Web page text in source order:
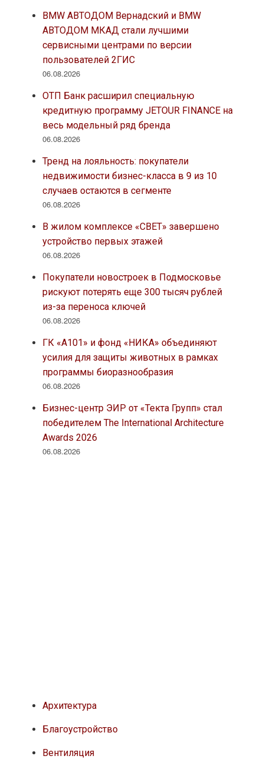
BMW АВТОДОМ Вернадский и BMW
АВТОДОМ МКАД стали лучшими
сервисными центрами по версии
пользователей 2ГИС
06.08.2026
ОТП Банк расширил специальную
кредитную программу JETOUR FINANCE на
весь модельный ряд бренда
06.08.2026
Тренд на лояльность: покупатели
недвижимости бизнес-класса в 9 из 10
случаев остаются в сегменте
06.08.2026
В жилом комплексе «СВЕТ» завершено
устройство первых этажей
06.08.2026
Покупатели новостроек в Подмосковье
рискуют потерять еще 300 тысяч рублей
из-за переноса ключей
06.08.2026
ГК «А101» и фонд «НИКА» объединяют
усилия для защиты животных в рамках
программы биоразнообразия
06.08.2026
Бизнес-центр ЭИР от «Текта Групп» стал
победителем The International Architecture
Awards 2026
06.08.2026
Архитектура
Благоустройство
Вентиляция